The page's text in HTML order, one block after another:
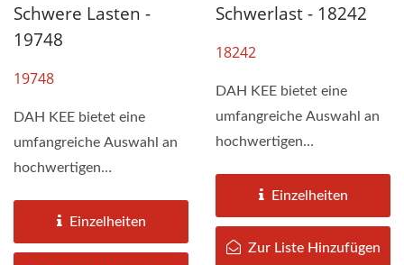
Schwere Lasten -
19748
19748
DAH KEE bietet eine
umfangreiche Auswahl an
hochwertigen
gewerbliche 24v-
Starterfahrzeuge....
Einzelheiten
Schwerlast - 18242
18242
DAH KEE bietet eine
umfangreiche Auswahl an
hochwertigen
gewerbliche 24v-
Starterfahrzeuge....
Einzelheiten
Zur Liste Hinzufügen